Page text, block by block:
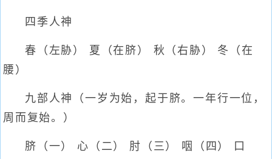
四季人神
春（左胁） 夏（在脐） 秋（右胁） 冬（在
腰）
九部人神（一岁为始，起于脐。一年行一位，
周而复始。）
脐（一） 心（二） 肘（三） 咽（四） 口